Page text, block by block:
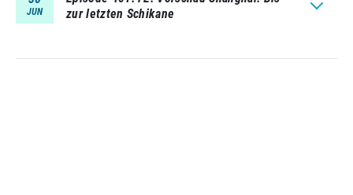
JUN
zur letzten Schikane